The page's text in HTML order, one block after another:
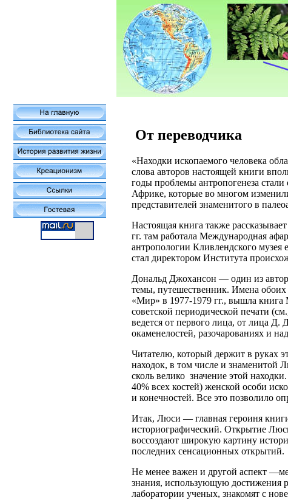
От переводчика
«Находки ископаемого человека
слова авторов настоящей книги
годы проблемы антропогенеза
Африке, которые во многом
представителей знаменитого в
Настоящая книга также
гг. там работала Международная
антропологии Кливлендского
стал директором Института
Дональд Джохансон — один из
темы, путешественник. Имена обоих
«Мир» в 1977-1979 гг., вышла книга
советской периодической печати
ведется от первого лица, от лица
окаменелостей, разочарованиях и
Читателю, который держит в руках
находок, в том числе и знаменитой
сколь велико значение этой
40% всех костей) женской особи
и конечностей. Все это позволило
Итак, Люси — главная героиня
историографический. Открытие
воссоздают широкую картину
последних сенсационных открытий.
Не менее важен и другой аспект
знания, использующую достижения
лаборатории ученых, знакомят с